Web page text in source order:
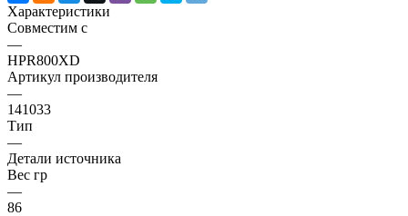
Характеристики
Совместим с
—
HPR800XD
Артикул производителя
—
141033
Тип
—
Детали источника
Вес гр
—
86